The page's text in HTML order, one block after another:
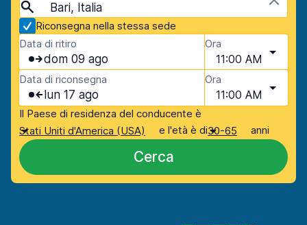
Bari, Italia
Riconsegna nella stessa sede
Data di ritiro
dom 09 ago
Ora
11:00 AM
Data di riconsegna
lun 17 ago
Ora
11:00 AM
Il Paese di residenza del conducente è
Stati Uniti d'America (USA)
e l'età è di30-65 anni
Cerca